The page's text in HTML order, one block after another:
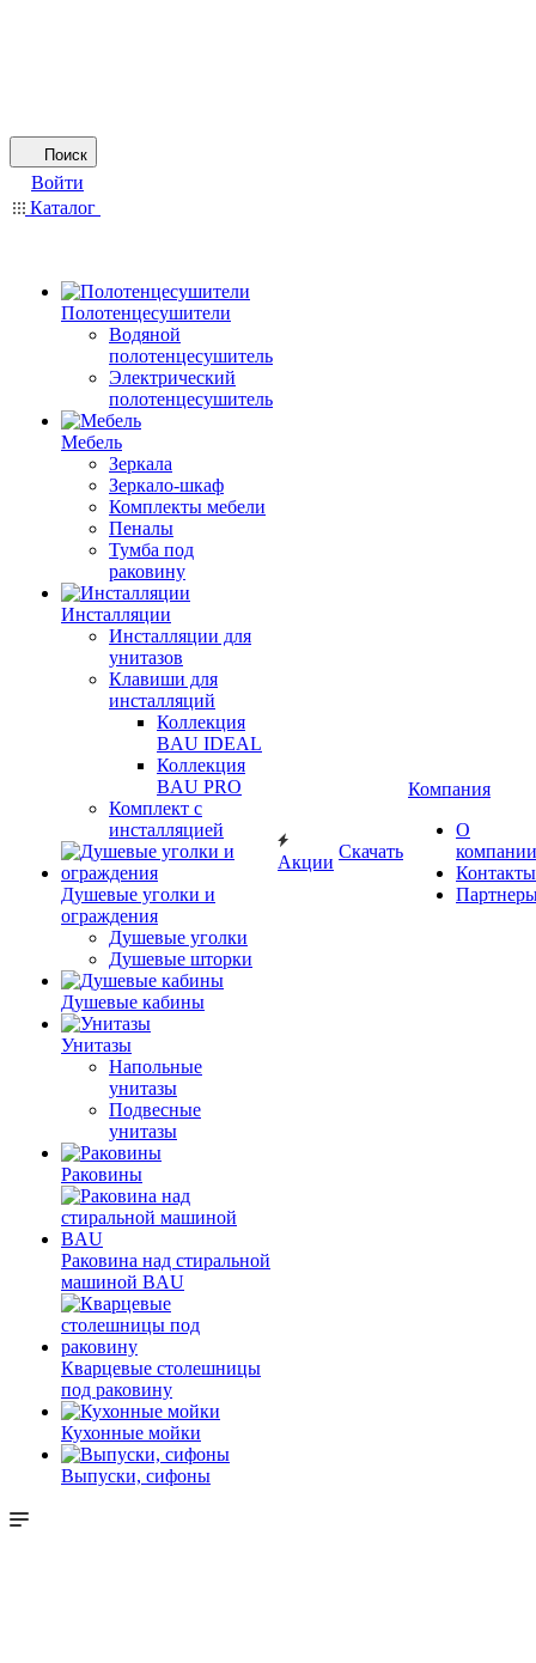
Поиск
Войти
Каталог
Полотенцесушители
Водяной
полотенцесушитель
Электрический
полотенцесушитель
Мебель
Зеркала
Зеркало-шкаф
Комплекты мебели
Пеналы
Тумба под
раковину
Инсталляции
Инсталляции для
унитазов
Клавиши для
инсталляций
Коллекция
BAU IDEAL
Коллекция
BAU PRO
Комплект с
инсталляцией
Душевые уголки и
ограждения
Душевые уголки
Душевые шторки
Душевые кабины
Унитазы
Напольные
унитазы
Подвесные
унитазы
Раковины
Раковина над стиральной
машиной BAU
Кварцевые столешницы
под раковину
Кухонные мойки
Выпуски, сифоны
Акции
Скачать
Компания
О
компании
Контакты